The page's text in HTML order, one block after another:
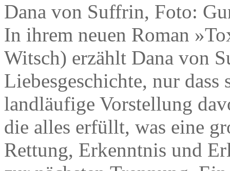
Dana von Suffrin, Foto:
In ihrem neuen Roman
Witsch) erzählt Dana von
Liebesgeschichte, nur dass
landläufige Vorstellung
die alles erfüllt, was eine
Rettung, Erkenntnis und